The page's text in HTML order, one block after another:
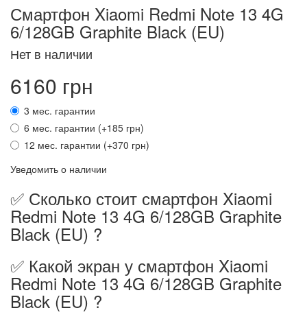
Смартфон Xiaomi Redmi Note 13 4G
6/128GB Graphite Black (EU)
Нет в наличии
6160 грн
3 мес. гарантии
6 мес. гарантии (+185 грн)
12 мес. гарантии (+370 грн)
Уведомить о наличии
✅ Сколько стоит смартфон Xiaomi
Redmi Note 13 4G 6/128GB Graphite
Black (EU) ?
✅ Какой экран у смартфон Xiaomi
Redmi Note 13 4G 6/128GB Graphite
Black (EU) ?